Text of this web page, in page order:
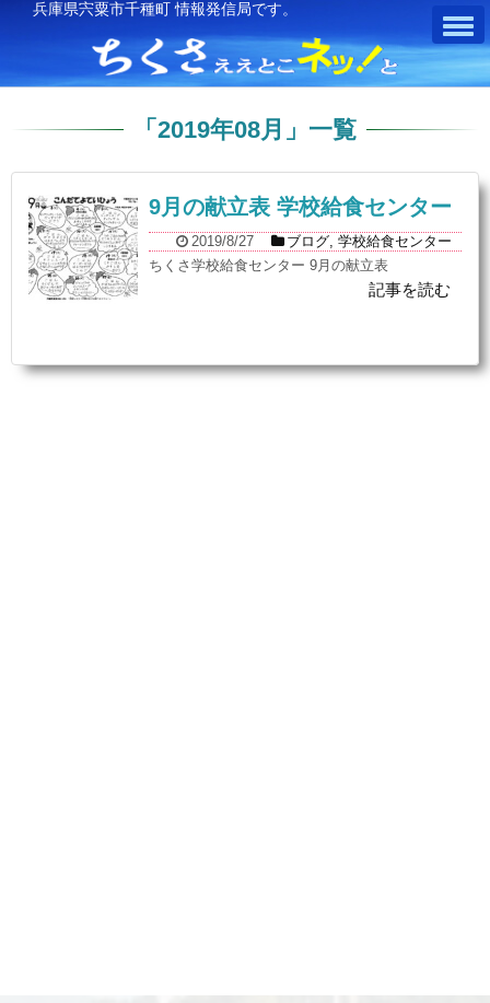
兵庫県宍粟市千種町 情報発信局です。
「 2019年08月 」 一覧
9月の献立表 学校給食センター
2019/8/27 ブログ, 学校給食センター
ちくさ学校給食センター 9月の献立表
記事を読む